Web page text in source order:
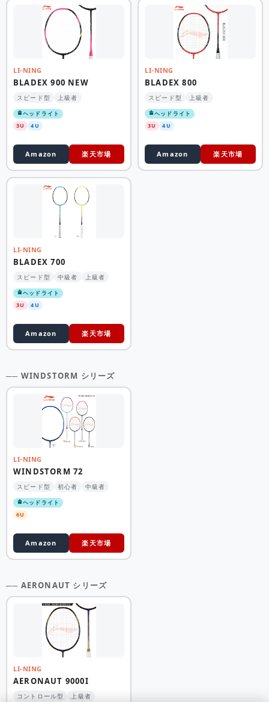
LI-NING
BLADEX 900 NEW
スピード型 上級者
ヘッドライト
3U
4U
Amazon 楽天市場
LI-NING
BLADEX 800
スピード型 上級者
ヘッドライト
3U
4U
Amazon 楽天市場
LI-NING
BLADEX 700
スピード型 中級者 上級者
ヘッドライト
3U
4U
Amazon 楽天市場
── WINDSTORM シリーズ
LI-NING
WINDSTORM 72
スピード型 初心者 中級者
ヘッドライト
6U
Amazon 楽天市場
── AERONAUT シリーズ
LI-NING
AERONAUT 9000I
コントロール型 上級者